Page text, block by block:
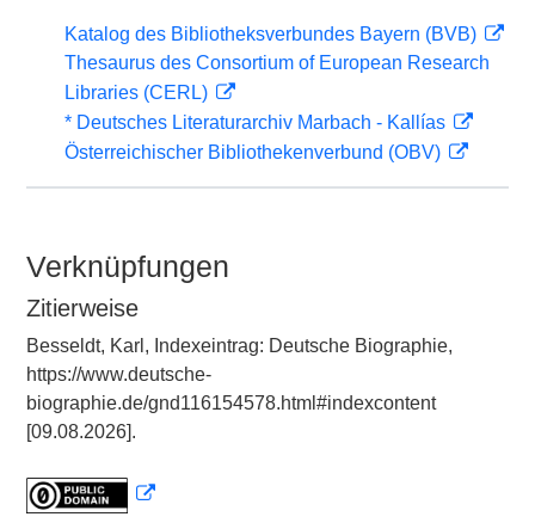
Katalog des Bibliotheksverbundes Bayern (BVB)
Thesaurus des Consortium of European Research
Libraries (CERL)
* Deutsches Literaturarchiv Marbach - Kallías
Österreichischer Bibliothekenverbund (OBV)
Verknüpfungen
Zitierweise
Besseldt, Karl, Indexeintrag: Deutsche Biographie,
https://www.deutsche-
biographie.de/gnd116154578.html#indexcontent
[09.08.2026].